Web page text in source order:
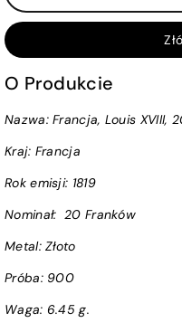
Francja,
XVIII,
20
1819
r.
Francja,
XVIII,
20
1819
O Produkcie
Nazwa: Francja, Louis XVIII,
Kraj: Francja
Rok emisji: 1819
Nominał: 20 Franków
Metal: Złoto
Próba: 900
Waga: 6.45 g.